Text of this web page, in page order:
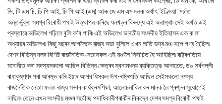
ডি, টি এম চি, চি পি আই, চি পি আই (এম) আৰু জে এম এম দলৰ৷ অৰ্থাৎ ‘ইণ্ডিয়া’ মৰ্চাত
অন্তৰ্ভুক্ত সমগ্ৰ বিৰোধী পক্ষই উত্থাপন কৰিছে ধনখড়ৰ বিৰুদ্ধে এই অনাস্থা৷ সেই অৰ্থত এই
প্ৰস্তাৱে অভিলেখ গঢ়িলে বুলি ক’ব পাৰি৷ এই অভিলেখ ভাৰতীয় সংসদীয় ইতিহাসৰ এক ক’লা
অধ্যায়ৰ অভিলেখ৷ কিছু বছৰৰ আগলৈকে ৰাজ্য সভা বুলিলে এখন অতি ভদ্ৰ মঞ্চ ৰূপে গণ্য হৈছিল৷
দেশৰ বিভিন্ন দলৰ বিশিষ্ট ৰাজনৈতিক নেতাসকল এই মঞ্চলৈ নিৰ্বাচিত হৈ আহিছিল৷ ৰাষ্ট্ৰপতিয়ে
মনোনীত কৰা সদস্যসকলো আছিল বিভিন্ন ক্ষেত্ৰৰ স্বনামধন্য ব্যক্তিত্ব৷ আনহাতে, ড০ সৰ্বপল্লী
ৰাধাকৃষ্ণণৰ পৰা আৰম্ভ কৰি ইয়াৰ আগৰ যিসকল উপ-ৰাষ্ট্ৰপতি আছিল সেইসকলো নমস্য
ৰাজনৈতিক নেতা৷ ফলত ৰাজ্য সভাৰ কাৰ্যক্ৰমণিকা, আলোচনাবিলাকৰ মানক লৈ প্ৰশ্নৰ সুযোগেই
নাছিল৷ তেনে এখন সংসদীয় মঞ্চৰ সৰ্বোচ্ছ পদাধিকাৰীগৰাকীৰ বিৰুদ্ধে দেশৰ সমগ্ৰ বিৰোধী পক্ষই